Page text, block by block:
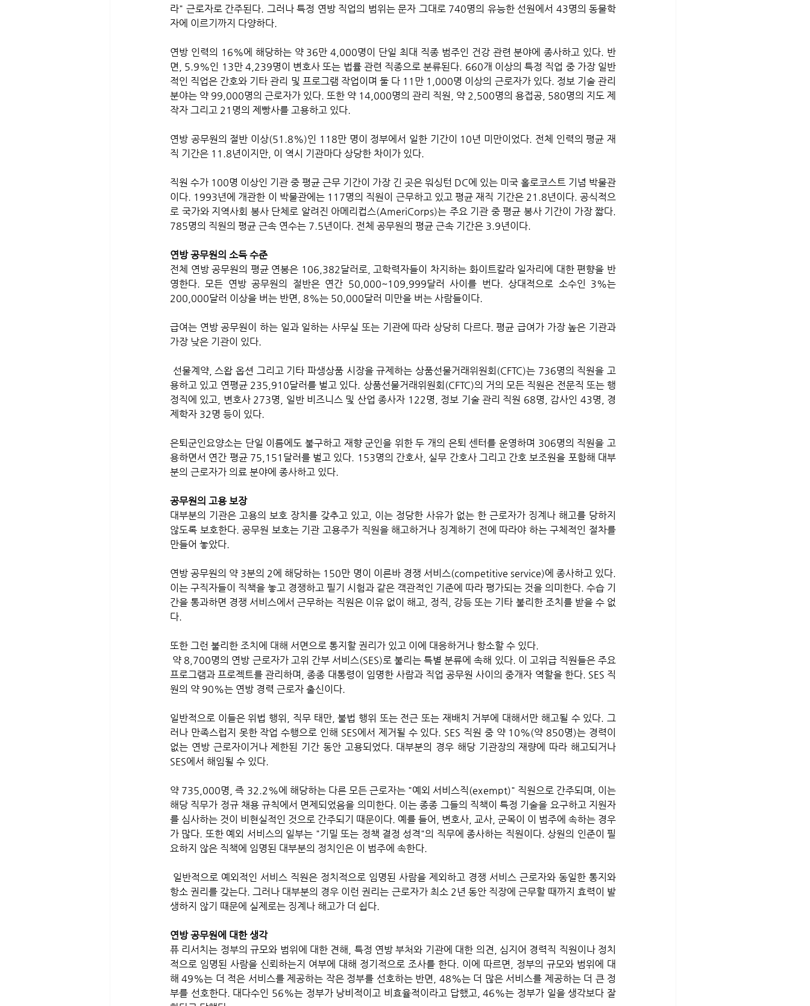
라" 근로자로 간주된다. 그러나 특정 연방 직업의 범위는 문자 그대로 740명의 유능한 선원에서 43명의 동물학
자에 이르기까지 다양하다.
연방 인력의 16%에 해당하는 약 36만 4,000명이 단일 최대 직종 범주인 건강 관련 분야에 종사하고 있다. 반
면, 5.9%인 13만 4,239명이 변호사 또는 법률 관련 직종으로 분류된다. 660개 이상의 특정 직업 중 가장 일반
적인 직업은 간호와 기타 관리 및 프로그램 작업이며 둘 다 11만 1,000명 이상의 근로자가 있다. 정보 기술 관리
분야는 약 99,000명의 근로자가 있다. 또한 약 14,000명의 관리 직원, 약 2,500명의 용접공, 580명의 지도 제
작자 그리고 21명의 제빵사를 고용하고 있다.
연방 공무원의 절반 이상(51.8%)인 118만 명이 정부에서 일한 기간이 10년 미만이었다. 전체 인력의 평균 재
직 기간은 11.8년이지만, 이 역시 기관마다 상당한 차이가 있다.
직원 수가 100명 이상인 기관 중 평균 근무 기간이 가장 긴 곳은 워싱턴 DC에 있는 미국 홀로코스트 기념 박물관
이다. 1993년에 개관한 이 박물관에는 117명의 직원이 근무하고 있고 평균 재직 기간은 21.8년이다. 공식적으
로 국가와 지역사회 봉사 단체로 알려진 아메리컵스(AmeriCorps)는 주요 기관 중 평균 봉사 기간이 가장 짧다.
785명의 직원의 평균 근속 연수는 7.5년이다. 전체 공무원의 평균 근속 기간은 3.9년이다.
연방 공무원의 소득 수준
전체 연방 공무원의 평균 연봉은 106,382달러로, 고학력자들이 차지하는 화이트칼라 일자리에 대한 편향을 반
영한다. 모든 연방 공무원의 절반은 연간 50,000~109,999달러 사이를 번다. 상대적으로 소수인 3%는
200,000달러 이상을 버는 반면, 8%는 50,000달러 미만을 버는 사람들이다.
급여는 연방 공무원이 하는 일과 일하는 사무실 또는 기관에 따라 상당히 다르다. 평균 급여가 가장 높은 기관과
가장 낮은 기관이 있다.
용하고 있고 연평균 235,910달러를 벌고 있다. 상품선물거래위원회(CFTC)의 거의 모든 직원은 전문직 또는 행
정직에 있고, 변호사 273명, 일반 비즈니스 및 산업 종사자 122명, 정보 기술 관리 직원 68명, 감사인 43명, 경
제학자 32명 등이 있다.
은퇴군인요양소는 단일 이름에도 불구하고 재향 군인을 위한 두 개의 은퇴 센터를 운영하며 306명의 직원을 고
용하면서 연간 평균 75,151달러를 벌고 있다. 153명의 간호사, 실무 간호사 그리고 간호 보조원을 포함해 대부
분의 근로자가 의료 분야에 종사하고 있다.
공무원의 고용 보장
대부분의 기관은 고용의 보호 장치를 갖추고 있고, 이는 정당한 사유가 없는 한 근로자가 징계나 해고를 당하지
않도록 보호한다. 공무원 보호는 기관 고용주가 직원을 해고하거나 징계하기 전에 따라야 하는 구체적인 절차를
만들어 놓았다.
연방 공무원의 약 3분의 2에 해당하는 150만 명이 이른바 경쟁 서비스(competitive service)에 종사하고 있다.
이는 구직자들이 직책을 놓고 경쟁하고 필기 시험과 같은 객관적인 기준에 따라 평가되는 것을 의미한다. 수습 기
간을 통과하면 경쟁 서비스에서 근무하는 직원은 이유 없이 해고, 정직, 강등 또는 기타 불리한 조치를 받을 수 없
다.
또한 그런 불리한 조치에 대해 서면으로 통지할 권리가 있고 이에 대응하거나 항소할 수 있다.
프로그램과 프로젝트를 관리하며, 종종 대통령이 임명한 사람과 직업 공무원 사이의 중개자 역할을 한다. SES 직
원의 약 90%는 연방 경력 근로자 출신이다.
일반적으로 이들은 위법 행위, 직무 태만, 불법 행위 또는 전근 또는 재배치 거부에 대해서만 해고될 수 있다. 그
러나 만족스럽지 못한 작업 수행으로 인해 SES에서 제거될 수 있다. SES 직원 중 약 10%(약 850명)는 경력이
없는 연방 근로자이거나 제한된 기간 동안 고용되었다. 대부분의 경우 해당 기관장의 재량에 따라 해고되거나
SES에서 해임될 수 있다.
약 735,000명, 즉 32.2%에 해당하는 다른 모든 근로자는 "예외 서비스직(exempt)" 직원으로 간주되며, 이는
해당 직무가 정규 채용 규칙에서 면제되었음을 의미한다. 이는 종종 그들의 직책이 특정 기술을 요구하고 지원자
를 심사하는 것이 비현실적인 것으로 간주되기 때문이다. 예를 들어, 변호사, 교사, 군목이 이 범주에 속하는 경우
가 많다. 또한 예외 서비스의 일부는 "기밀 또는 정책 결정 성격"의 직무에 종사하는 직원이다. 상원의 인준이 필
요하지 않은 직책에 임명된 대부분의 정치인은 이 범주에 속한다.
항소 권리를 갖는다. 그러나 대부분의 경우 이런 권리는 근로자가 최소 2년 동안 직장에 근무할 때까지 효력이 발
생하지 않기 때문에 실제로는 징계나 해고가 더 쉽다.
연방 공무원에 대한 생각
퓨 리서치는 정부의 규모와 범위에 대한 견해, 특정 연방 부처와 기관에 대한 의견, 심지어 경력직 직원이나 정치
적으로 임명된 사람을 신뢰하는지 여부에 대해 정기적으로 조사를 한다. 이에 따르면, 정부의 규모와 범위에 대
해 49%는 더 적은 서비스를 제공하는 작은 정부를 선호하는 반면, 48%는 더 많은 서비스를 제공하는 더 큰 정
부를 선호한다. 대다수인 56%는 정부가 낭비적이고 비효율적이라고 답했고, 46%는 정부가 일을 생각보다 잘